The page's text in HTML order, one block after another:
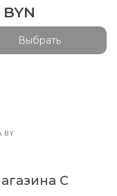
Выбрать
С